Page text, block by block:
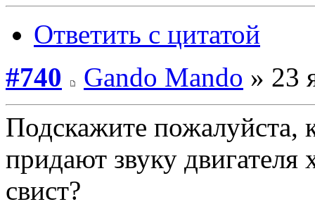
Ответить с цитатой
#740
Gando Mando » 23
Подскажите пожалуйста,
придают звуку
свист?